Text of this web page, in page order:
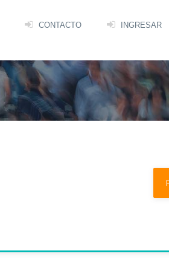
CONTACTO INGRESAR